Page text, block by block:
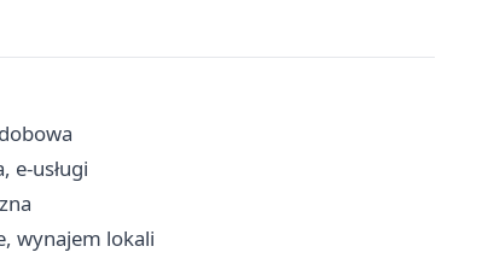
e-usługi
wynajem lokali